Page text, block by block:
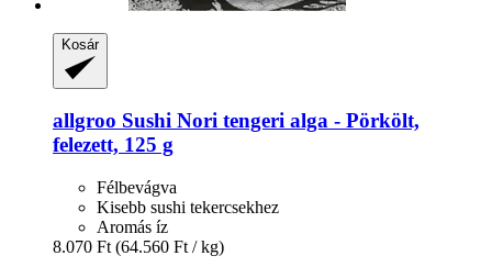
Kosár
allgroo Sushi Nori tengeri alga -​ Pörkölt,
felezett, 125 g
Félbevágva
Kisebb sushi tekercsekhez
Aromás íz
8.070 Ft (64.560 Ft / kg)